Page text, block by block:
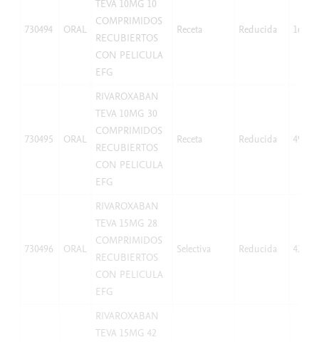
730494 ORAL
TEVA 10MG 10
COMPRIMIDOS
RECUBIERTOS
CON PELICULA
EFG
Receta Reducida 16,66
730495 ORAL
RIVAROXABAN
TEVA 10MG 30
COMPRIMIDOS
RECUBIERTOS
CON PELICULA
EFG
Receta Reducida 49,97
730496 ORAL
RIVAROXABAN
TEVA 15MG 28
COMPRIMIDOS
RECUBIERTOS
CON PELICULA
EFG
Selectiva Reducida 42,07
RIVAROXABAN
TEVA 15MG 42